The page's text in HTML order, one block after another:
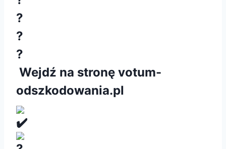
Wejdź na stronę votum-
odszkodowania.pl